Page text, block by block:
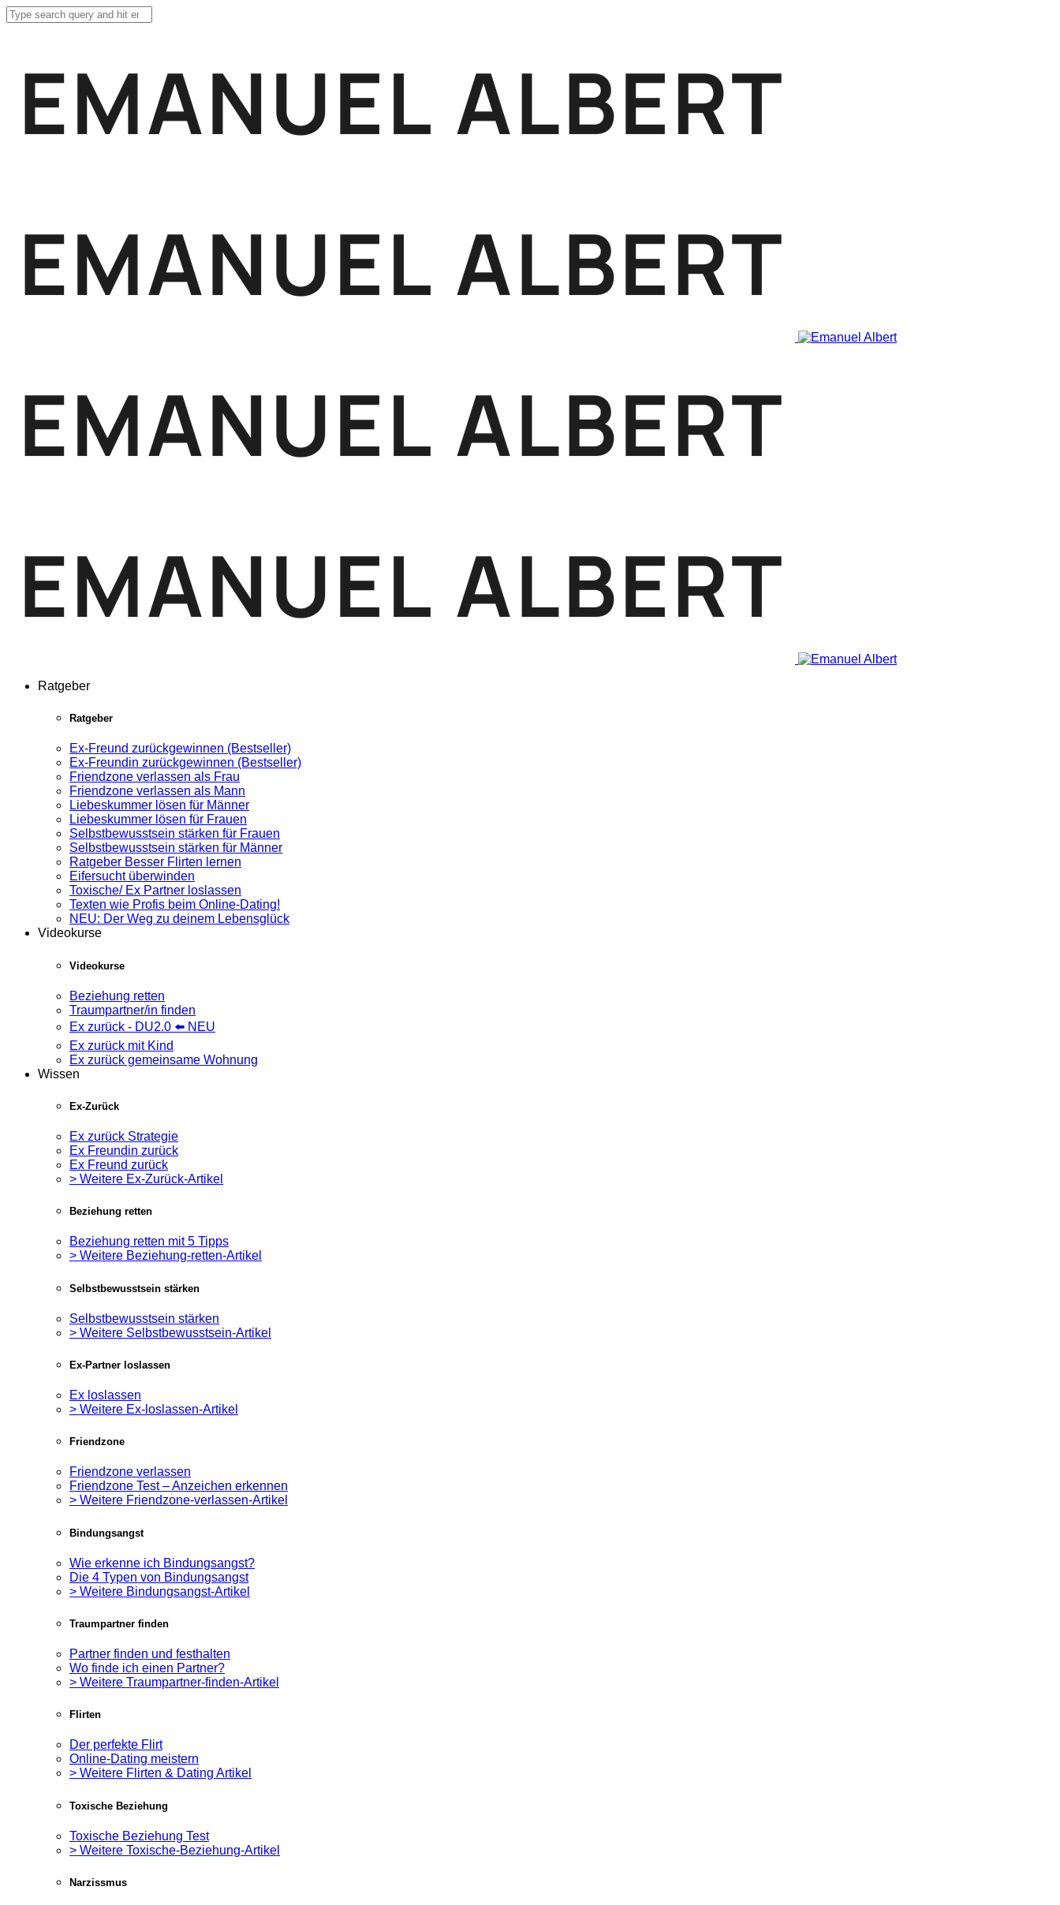
Ratgeber
Ratgeber
Ex-Freund zurückgewinnen (Bestseller)
Ex-Freundin zurückgewinnen (Bestseller)
Friendzone verlassen als Frau
Friendzone verlassen als Mann
Liebeskummer lösen für Männer
Liebeskummer lösen für Frauen
Selbstbewusstsein stärken für Frauen
Selbstbewusstsein stärken für Männer
Ratgeber Besser Flirten lernen
Eifersucht überwinden
Toxische/ Ex Partner loslassen
Texten wie Profis beim Online-Dating!
NEU: Der Weg zu deinem Lebensglück
Videokurse
Videokurse
Beziehung retten
Traumpartner/in finden
Ex zurück - DU2.0 ⬅️ NEU
Ex zurück mit Kind
Ex zurück gemeinsame Wohnung
Wissen
Ex-Zurück
Ex zurück Strategie
Ex Freundin zurück
Ex Freund zurück
> Weitere Ex-Zurück-Artikel
Beziehung retten
Beziehung retten mit 5 Tipps
> Weitere Beziehung-retten-Artikel
Selbstbewusstsein stärken
Selbstbewusstsein stärken
> Weitere Selbstbewusstsein-Artikel
Ex-Partner loslassen
Ex loslassen
> Weitere Ex-loslassen-Artikel
Friendzone
Friendzone verlassen
Friendzone Test – Anzeichen erkennen
> Weitere Friendzone-verlassen-Artikel
Bindungsangst
Wie erkenne ich Bindungsangst?
Die 4 Typen von Bindungsangst
> Weitere Bindungsangst-Artikel
Traumpartner finden
Partner finden und festhalten
Wo finde ich einen Partner?
> Weitere Traumpartner-finden-Artikel
Flirten
Der perfekte Flirt
Online-Dating meistern
> Weitere Flirten & Dating Artikel
Toxische Beziehung
Toxische Beziehung Test
> Weitere Toxische-Beziehung-Artikel
Narzissmus